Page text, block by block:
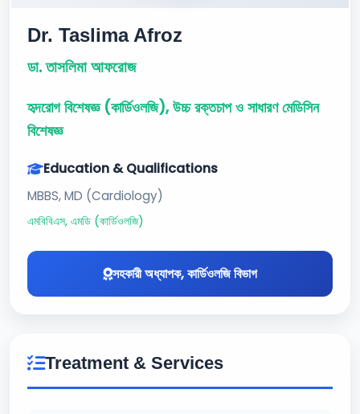
Dr. Taslima Afroz
ডা. তাসলিমা আফরোজ
হৃদরোগ বিশেষজ্ঞ (কার্ডিওলজি), উচ্চ রক্তচাপ ও সাধারণ মেডিসিন
বিশেষজ্ঞ
Education & Qualifications
MBBS, MD (Cardiology)
এমবিবিএস, এমডি (কার্ডিওলজি)
সহকারী অধ্যাপক, কার্ডিওলজি বিভাগ
Treatment & Services